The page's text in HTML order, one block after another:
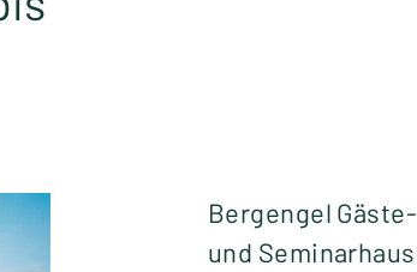
Bergengel Gäste-
und Seminarhaus